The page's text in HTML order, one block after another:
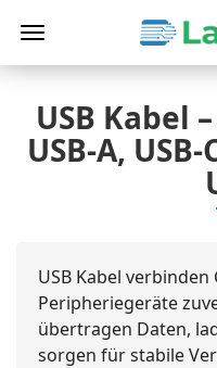
USB Kabel
USB-A,
USB Kabel
Peripheriegeräte
übertragen Daten,
sorgen für stabile